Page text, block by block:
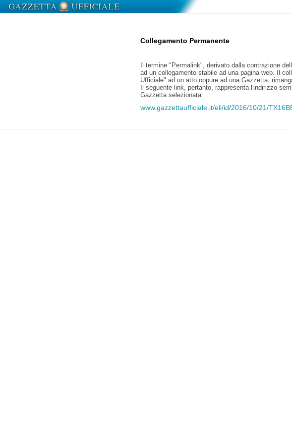
Collegamento Permanente
Il termine "Permalink", derivato dalla contrazione
ad un collegamento stabile ad una pagina web. Il
Ufficiale" ad un atto oppure ad una Gazzetta,
Il seguente link, pertanto, rappresenta l'indirizzo
Gazzetta selezionata:
www.gazzettaufficiale.it/eli/id/2016/10/21/